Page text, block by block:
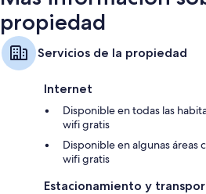
propiedad
Servicios de la propiedad
Internet
Disponible en todas las
wifi gratis
Disponible en algunas
wifi gratis
Estacionamiento y